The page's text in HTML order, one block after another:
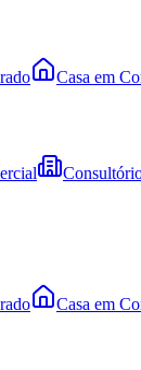
Casa em
Casa em